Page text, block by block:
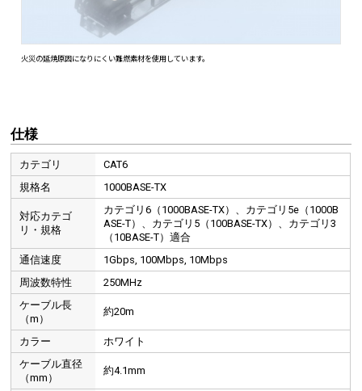
仕様
カテゴリ
CAT6
規格名
1000BASE-TX
対応カテゴ
リ・規格
カテゴリ6（1000BASE-TX）、カテゴリ5e（1000B
ASE-T）、カテゴリ5（100BASE-TX）、カテゴリ3
（10BASE-T）適合
通信速度
1Gbps, 100Mbps, 10Mbps
周波数特性
250MHz
ケーブル長
（m）
約20m
カラー
ホワイト
ケーブル直径
（mm）
約4.1mm